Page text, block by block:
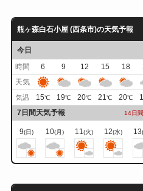
瓶ヶ森白石小屋 (西条市)の天気予報
今日
時間
6 9 12 15 18
天気
気温 15℃ 19℃ 20℃ 21℃ 20℃
7日間天気予報 14日
9(日) 10(月) 11(火) 12(水) 13